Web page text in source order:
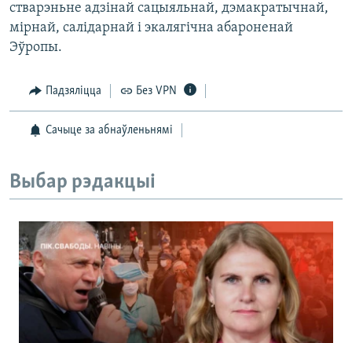
стварэньне адзінай сацыяльнай, дэмакратычнай,
мірнай, салідарнай і экалягічна абароненай
Эўропы.
Падзяліцца Без VPN
Сачыце за абнаўленьнямі
Выбар рэдакцыі